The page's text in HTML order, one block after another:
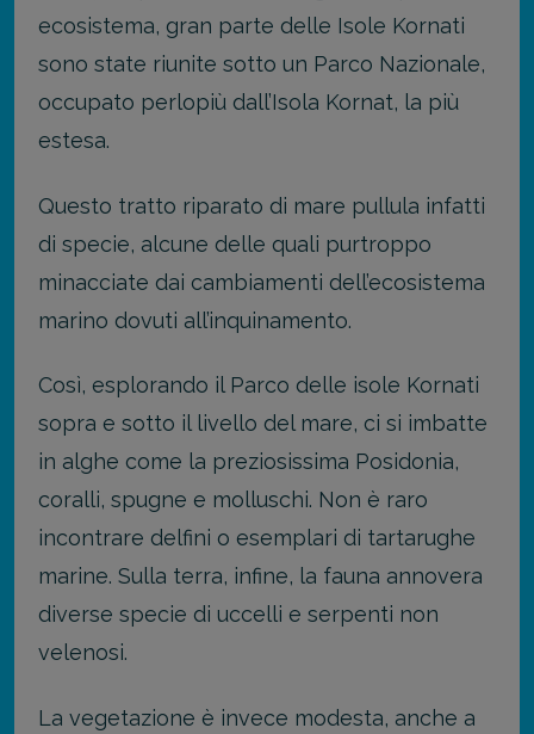
ecosistema, gran parte delle Isole Kornati
sono state riunite sotto un Parco Nazionale,
occupato perlopiù dall’Isola Kornat, la più
estesa.
Questo tratto riparato di mare pullula infatti
di specie, alcune delle quali purtroppo
minacciate dai cambiamenti dell’ecosistema
marino dovuti all’inquinamento.
Così, esplorando il Parco delle isole Kornati
sopra e sotto il livello del mare, ci si imbatte
in alghe come la preziosissima Posidonia,
coralli, spugne e molluschi. Non è raro
incontrare delfini o esemplari di tartarughe
marine. Sulla terra, infine, la fauna annovera
diverse specie di uccelli e serpenti non
velenosi.
La vegetazione è invece modesta, anche a